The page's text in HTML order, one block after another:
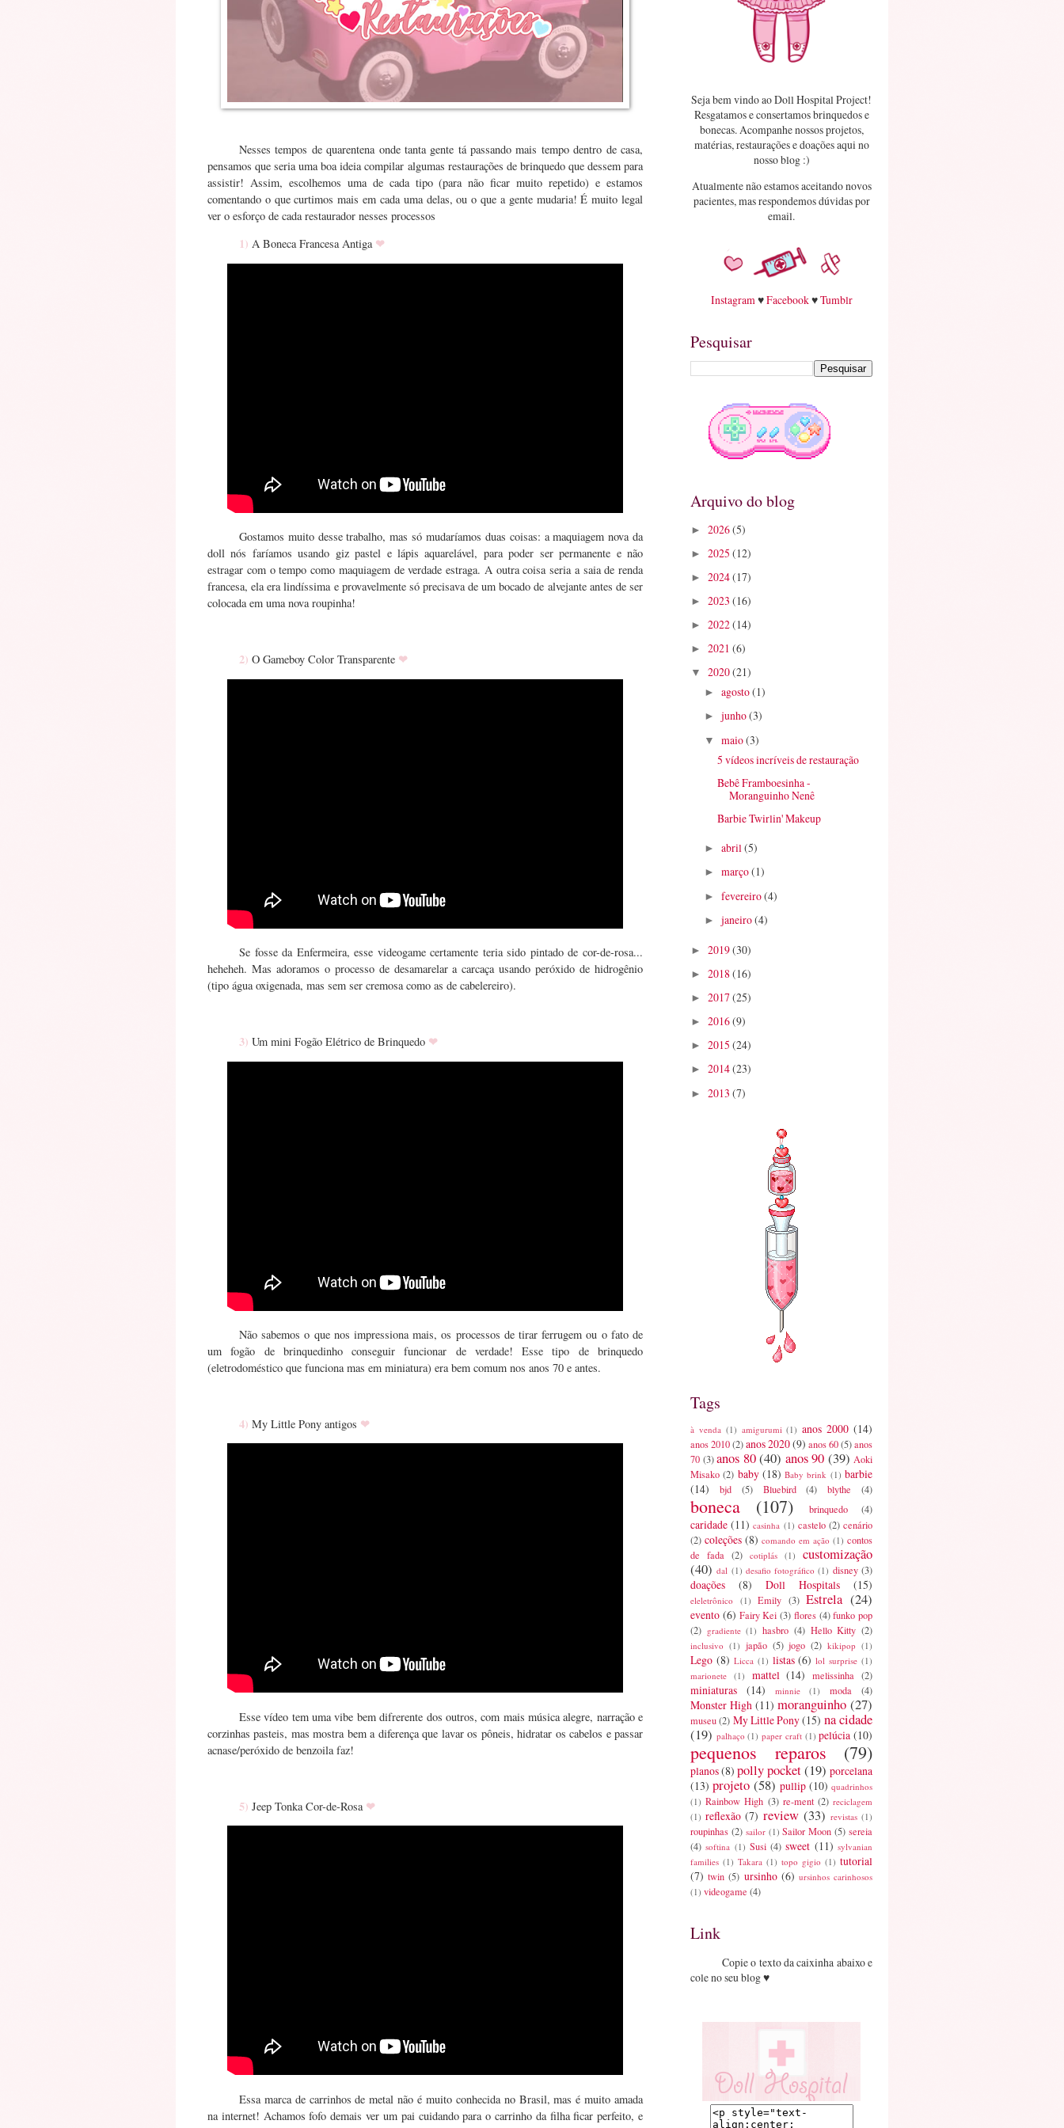
Nesses tempos de quarentena onde tanta gente tá passando mais tempo dentro de casa,
pensamos que seria uma boa ideia compilar algumas restaurações de brinquedo que dessem para
assistir! Assim, escolhemos uma de cada tipo (para não ficar muito repetido) e estamos
comentando o que curtimos mais em cada uma delas, ou o que a gente mudaria! É muito legal
ver o esforço de cada restaurador nesses processos
1) A Boneca Francesa Antiga ❤
Gostamos muito desse trabalho, mas só mudaríamos duas coisas: a maquiagem nova da
doll nós faríamos usando giz pastel e lápis aquarelável, para poder ser permanente e não
estragar com o tempo como maquiagem de verdade estraga. A outra coisa seria a saia de renda
francesa, ela era lindíssima e provavelmente só precisava de um bocado de alvejante antes de ser
colocada em uma nova roupinha!
2) O Gameboy Color Transparente ❤
Se fosse da Enfermeira, esse videogame certamente teria sido pintado de cor-de-rosa...
heheheh. Mas adoramos o processo de desamarelar a carcaça usando peróxido de hidrogênio
(tipo água oxigenada, mas sem ser cremosa como as de cabelereiro).
3) Um mini Fogão Elétrico de Brinquedo ❤
Não sabemos o que nos impressiona mais, os processos de tirar ferrugem ou o fato de
um fogão de brinquedinho conseguir funcionar de verdade! Esse tipo de brinquedo
(eletrodoméstico que funciona mas em miniatura) era bem comum nos anos 70 e antes.
4) My Little Pony antigos ❤
Esse vídeo tem uma vibe bem difrerente dos outros, com mais música alegre, narração e
corzinhas pasteis, mas mostra bem a diferença que lavar os pôneis, hidratar os cabelos e passar
acnase/peróxido de benzoila faz!
5) Jeep Tonka Cor-de-Rosa ❤
Essa marca de carrinhos de metal não é muito conhecida no Brasil, mas é muito amada
na internet! Achamos fofo demais ver um pai cuidando para o carrinho da filha ficar perfeito, e
Seja bem vindo ao Doll Hospital Project!
Resgatamos e consertamos brinquedos e
bonecas. Acompanhe nossos projetos,
matérias, restaurações e doações aqui no
nosso blog :)
Atualmente não estamos aceitando novos
pacientes, mas respondemos dúvidas por
email.
Instagram ♥Facebook♥Tumblr
Pesquisar
Arquivo do blog
► 2026(5)
► 2025 (12)
► 2024(17)
► 2023 (16)
► 2022(14)
► 2021 (6)
▼ 2020(21)
► agosto(1)
► junho(3)
▼ maio(3)
5 vídeos incríveis de restauração
Bebê Framboesinha -
Moranguinho Nenê
Barbie Twirlin' Makeup
► abril(5)
► março(1)
► fevereiro(4)
► janeiro(4)
► 2019(30)
► 2018(16)
► 2017(25)
► 2016(9)
► 2015 (24)
► 2014(23)
► 2013 (7)
Tags
à venda (1) amigurumi (1) anos 2000 (14)
anos 2010(2)anos 2020(9) anos 60(5)anos
70 (3) anos 80 (40) anos 90 (39) Aoki
Misako (2) baby (18) Baby brink (1) barbie
(14)
bjd (5) Bluebird (4) blythe (4)
boneca (107) brinquedo (4)
caridade (11) casinha (1) castelo (2) cenário
(2) coleções (8) comando em ação (1) contos
de fada (2) cotiplás (1)
customização
(40) dal (1) desafio fotográfico (1) disney (3)
doações (8) Doll Hospitals (15)
eleletrônico (1) Emily (3) Estrela (24)
evento (6) Fairy Kei (3) flores (4) funko pop
(2) gradiente (1) hasbro (4) Hello Kitty (2)
inclusivo (1) japão (5) jogo (2) kikipop (1)
Lego (8) Licca (1) listas (6) lol surprise (1)
marionete (1) mattel (14) melissinha (2)
miniaturas (14) minnie (1) moda (4)
Monster High (11) moranguinho (27)
museu (2) My Little Pony(15) na cidade
(19) palhaço (1) paper craft (1) pelúcia (10)
pequenos reparos (79)
planos(8) polly pocket(19) porcelana
(13) projeto (58) pullip (10) quadrinhos
(1) Rainbow High (3) re-ment (2) reciclagem
(1) reflexão (7) review (33) revistas (1)
roupinhas (2) sailor (1) Sailor Moon (5) sereia
(4) softina (1) Susi (4) sweet (11) sylvanian
families (1) Takara (1) topo gigio (1) tutorial
(7) twin (5) ursinho (6) ursinhos carinhosos
(1) videogame (4)
Link
Copie o texto da caixinha abaixo e
cole no seu blog ♥